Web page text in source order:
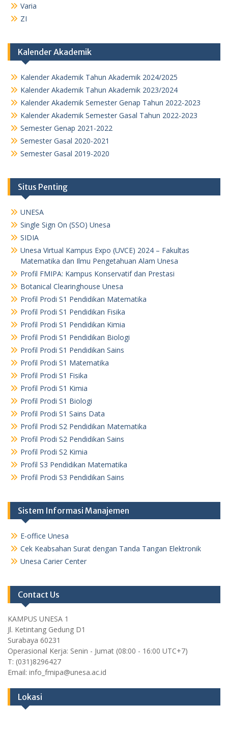
Varia
ZI
Kalender Akademik
Kalender Akademik Tahun Akademik 2024/2025
Kalender Akademik Tahun Akademik 2023/2024
Kalender Akademik Semester Genap Tahun 2022-2023
Kalender Akademik Semester Gasal Tahun 2022-2023
Semester Genap 2021-2022
Semester Gasal 2020-2021
Semester Gasal 2019-2020
Situs Penting
UNESA
Single Sign On (SSO) Unesa
SIDIA
Unesa Virtual Kampus Expo (UVCE) 2024 – Fakultas
Matematika dan Ilmu Pengetahuan Alam Unesa
Profil FMIPA: Kampus Konservatif dan Prestasi
Botanical Clearinghouse Unesa
Profil Prodi S1 Pendidikan Matematika
Profil Prodi S1 Pendidikan Fisika
Profil Prodi S1 Pendidikan Kimia
Profil Prodi S1 Pendidikan Biologi
Profil Prodi S1 Pendidikan Sains
Profil Prodi S1 Matematika
Profil Prodi S1 Fisika
Profil Prodi S1 Kimia
Profil Prodi S1 Biologi
Profil Prodi S1 Sains Data
Profil Prodi S2 Pendidikan Matematika
Profil Prodi S2 Pendidikan Sains
Profil Prodi S2 Kimia
Profil S3 Pendidikan Matematika
Profil Prodi S3 Pendidikan Sains
Sistem Informasi Manajemen
E-office Unesa
Cek Keabsahan Surat dengan Tanda Tangan Elektronik
Unesa Carier Center
Contact Us
KAMPUS UNESA 1
Jl. Ketintang Gedung D1
Surabaya 60231
Operasional Kerja: Senin - Jumat (08:00 - 16:00 UTC+7)
T: (031)8296427
Email: info_fmipa@unesa.ac.id
Lokasi